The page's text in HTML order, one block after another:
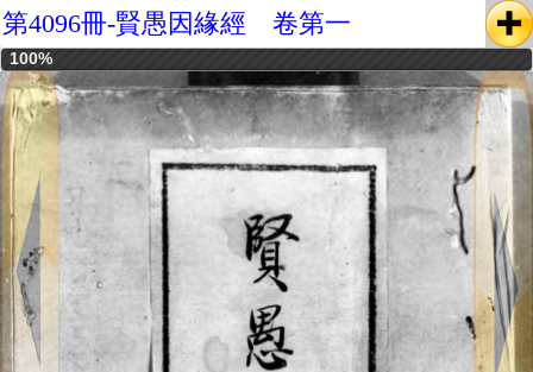
第4096冊-賢愚因緣經 卷第一
100%